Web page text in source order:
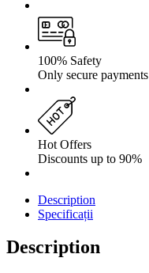
100% Safety
Only secure payments
Hot Offers
Discounts up to 90%
Description
Specificații
Description